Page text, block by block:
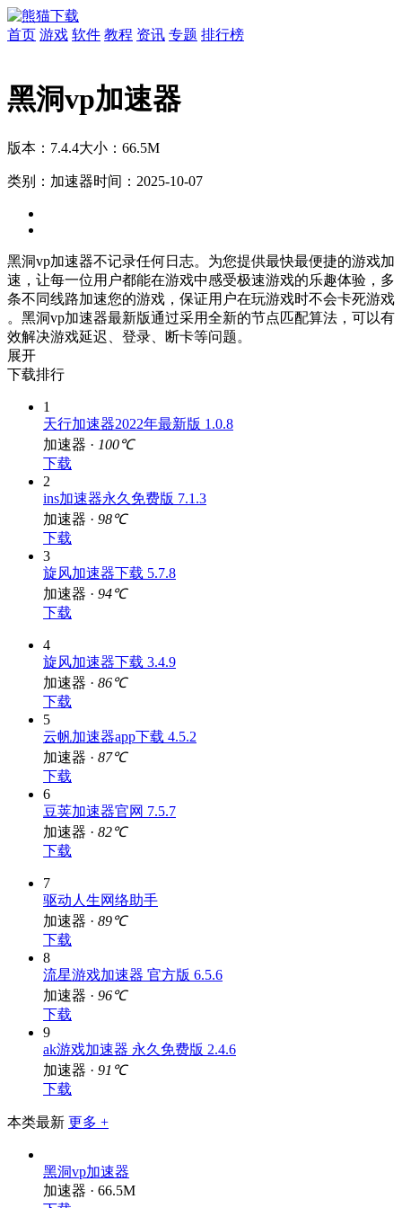
首页 游戏 软件 教程 资讯 专题 排行榜
黑洞vp加速器
版本：7.4.4大小：66.5M
类别：加速器时间：2025-10-07
黑洞vp加速器不记录任何日志。为您提供最快最便捷的游戏加
速，让每一位用户都能在游戏中感受极速游戏的乐趣体验，多
条不同线路加速您的游戏，保证用户在玩游戏时不会卡死游戏
。黑洞vp加速器最新版通过采用全新的节点匹配算法，可以有
效解决游戏延迟、登录、断卡等问题。
展开
下载排行
1
天行加速器2022年最新版 1.0.8
加速器 · 100℃
下载
2
ins加速器永久免费版 7.1.3
加速器 · 98℃
下载
3
旋风加速器下载 5.7.8
加速器 · 94℃
下载
4
旋风加速器下载 3.4.9
加速器 · 86℃
下载
5
云帆加速器app下载 4.5.2
加速器 · 87℃
下载
6
豆荚加速器官网 7.5.7
加速器 · 82℃
下载
7
驱动人生网络助手
加速器 · 89℃
下载
8
流星游戏加速器 官方版 6.5.6
加速器 · 96℃
下载
9
ak游戏加速器 永久免费版 2.4.6
加速器 · 91℃
下载
本类最新 更多 +
黑洞vp加速器
加速器 · 66.5M